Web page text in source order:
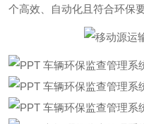
个高效、自动化且符合环保